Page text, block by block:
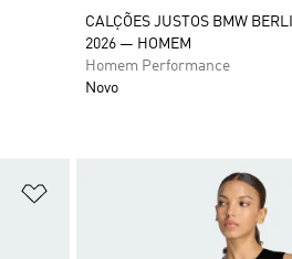
CALÇÕES JUSTOS BMW
2026 — HOMEM
Homem Performance
Novo
Adicionar à Lista de Desejos